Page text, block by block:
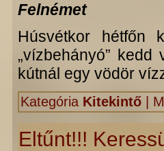
Felnémet
Húsvétkor hétfőn
„vízbehányó”
kútnál egy vödör
Kategória Kitekintő
Eltűnt!!!